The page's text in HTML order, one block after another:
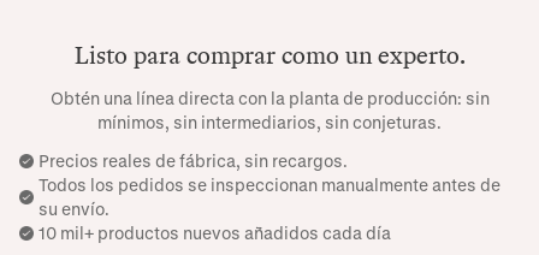
Listo para comprar como un experto.
Obtén una línea directa con la planta de producción: sin
mínimos, sin intermediarios, sin conjeturas.
Precios reales de fábrica, sin recargos.
Todos los pedidos se inspeccionan manualmente antes de
su envío.
10 mil+ productos nuevos añadidos cada día